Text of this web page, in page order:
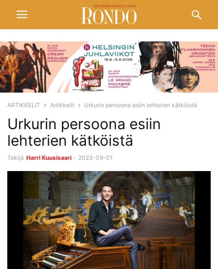
ARTIKKELIT Artikkelit Urkurin persoona esiin lehterien kätköistä
Urkurin persoona esiin
lehterien kätköistä
Tekijä Harri Kuusisaari - 2023-09-01